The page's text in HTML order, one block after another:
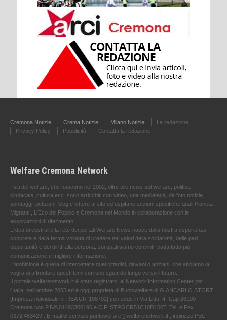
Cremona Notizie Crema Notizie Milano Notizie
La redazione
Privacy Policy
Pubblicità Contatta la redazione
Welfare Cremona Network
I siti del welfare, che nascono nel 2002, oltre alle news sul welfare, politica ,
sindacale ,cultura ecc. sono arricchiti con video, una mediateca, da foto notizie,
sondaggi, petizioni, blog e lettere al sito ed ospitano sezioni specifiche quali Pianeta
Migranti , L'Eco del Popolo e Cremona nel Mondo in collaborazione con le
associazioni di riferimento.
L'idea di costruire la rete dei portali Welfare News nasce dalla nostra esperienza
concreta e dalla ferma volontà di credere nei valori della solidarietà, delle pari
opportunità e dei diritti alla persona, sui quali siamo convinti, vada fatta più
comunicazione e migliore informazione.
L'ambizione è quella di intercettare quei cittadini, giovani o anziani, che abbiamo la
voglia di affrontare questi temi con uno sguardo lungo verso il futuro.
Il portale welfarenetwork.it è stato registrato, al Network Information Center per
l'Italia, nell’ottobre 2005 ed è oggi proprietà di Puntowelfare di GIANCARLO STORTI
[Impresa individuale n. REA CR-188702] con sede in Via Litta, 4- Cap 26100
Cremona con P.IVA 01493300196 e C.F. STRGCR51C10D150T. Tel. e Fax
0372.453429 . E-mail di servizio puntowelfare@welfarenetwork.it ; indirizzo PEC